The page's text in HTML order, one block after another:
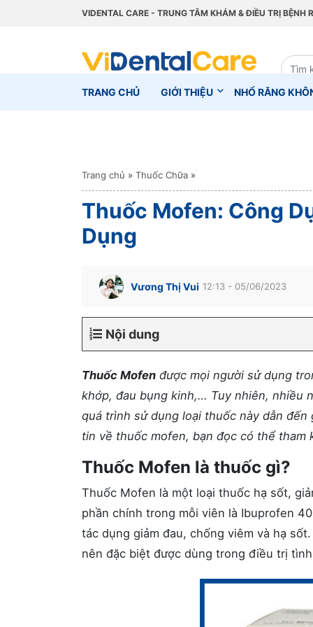
VIDENTAL CARE - TRUNG TÂM KHÁM & ĐIỀU TRỊ BỆNH
TRANG CHỦ GIỚI THIỆU NHỔ RĂNG
Trang chủ » Thuốc Chữa »
Thuốc Mofen: Công
Dụng
Vương Thị Vui 12:13 - 05/06/2023
Nội dung
Thuốc Mofen được mọi người sử dụng
khớp, đau bụng kinh,… Tuy nhiên, nhiều
quá trình sử dụng loại thuốc này dẫn
tin về thuốc mofen, bạn đọc có thể tham
Thuốc Mofen là thuốc gì?
Thuốc Mofen là một loại thuốc hạ sốt,
phần chính trong mỗi viên là Ibuprofen
tác dụng giảm đau, chống viêm và hạ
nên đặc biệt được dùng trong điều trị